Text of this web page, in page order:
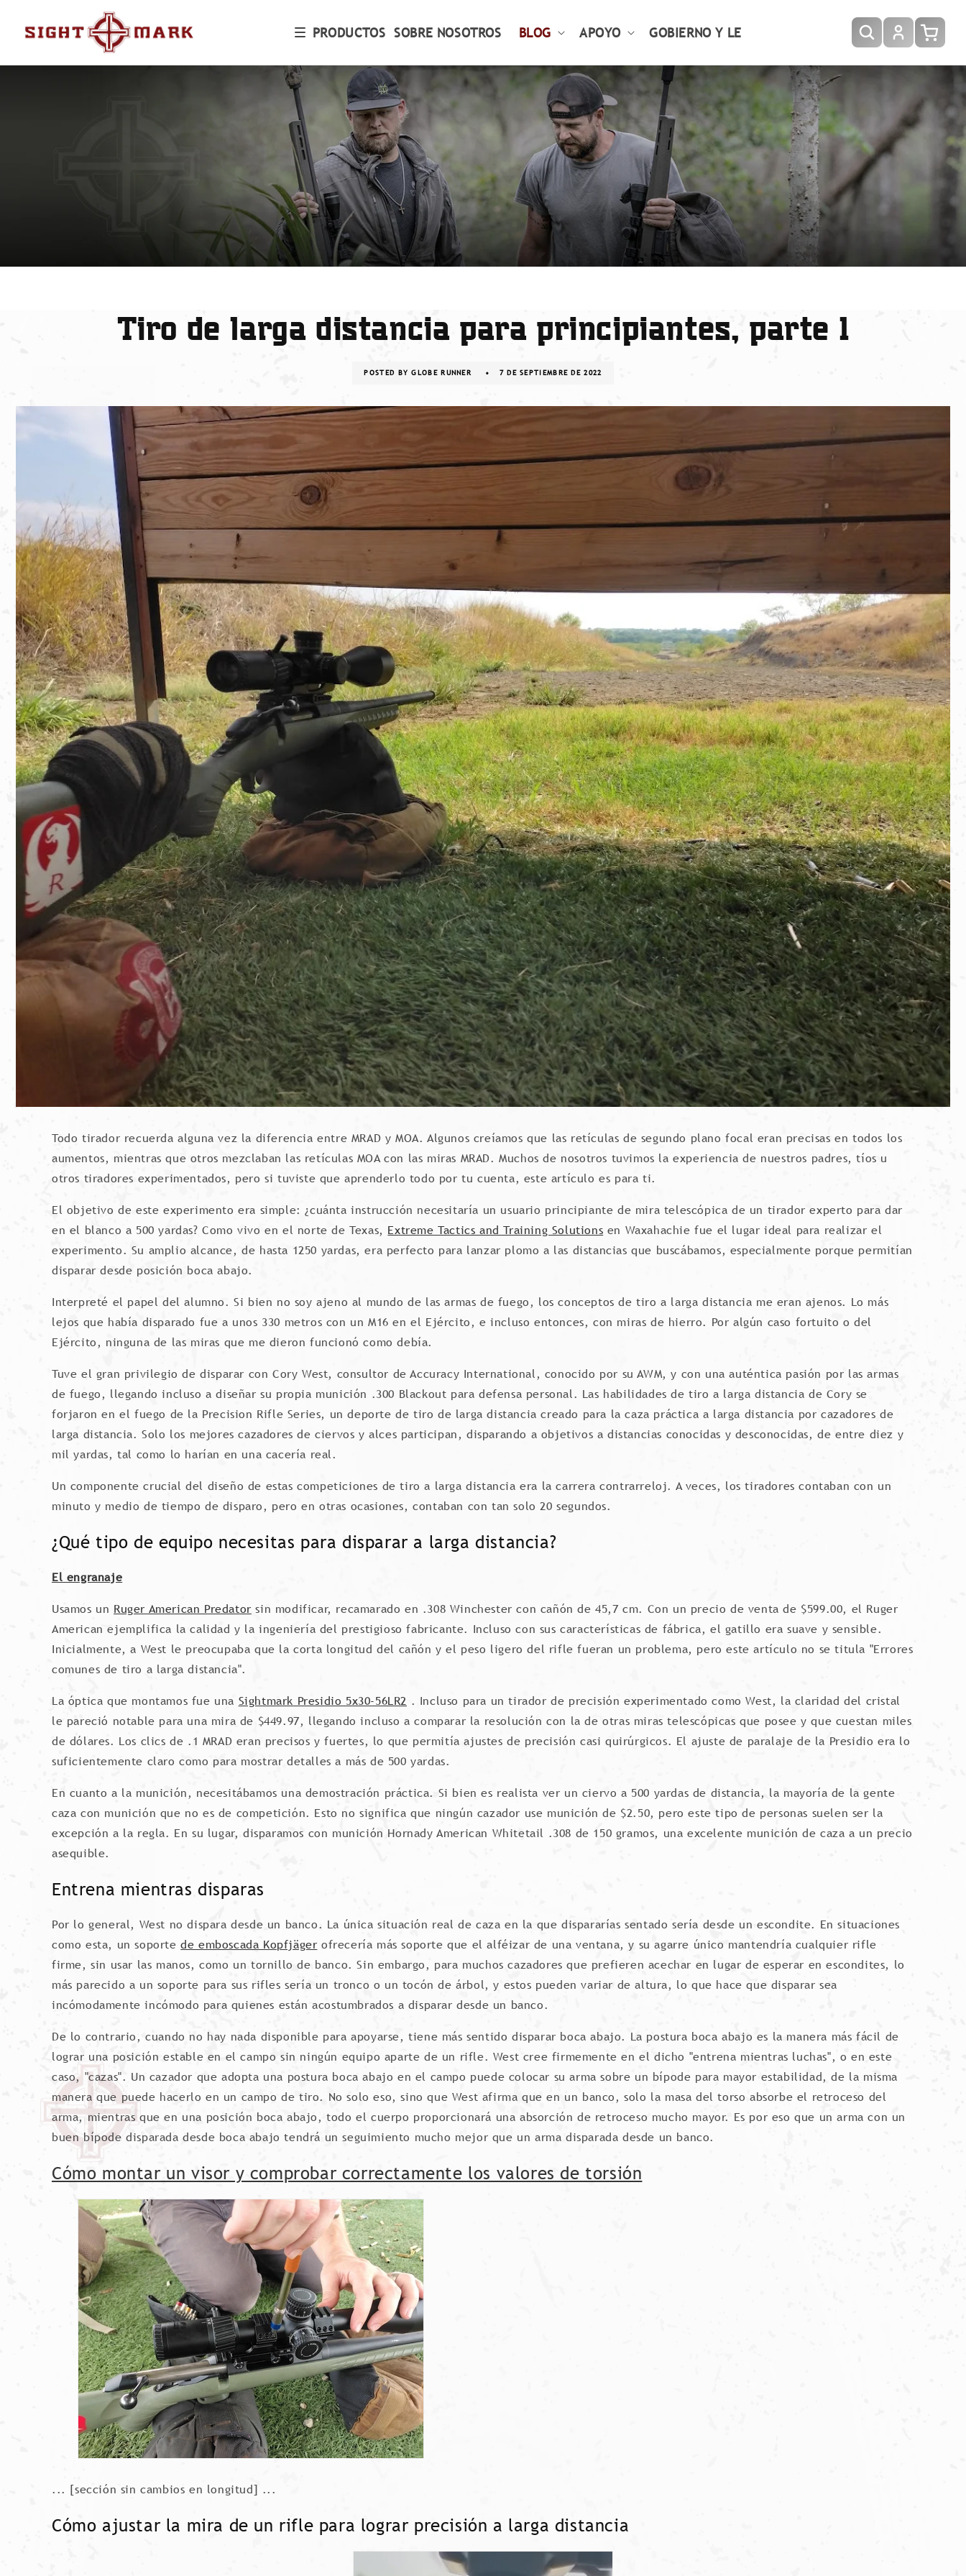
al contenido
PRODUCTOS SOBRE NOSOTROS BLOG APOYO GOBIERNO Y LE
Iniciar
sesión
Carrito
Tiro de larga distancia para principiantes, parte 1
POSTED BYGLOBE RUNNER 7 DE SEPTIEMBRE DE 2022
Todo tirador recuerda alguna vez la diferencia entre MRAD y MOA. Algunos creíamos que las retículas de segundo plano focal eran precisas en todos los
aumentos, mientras que otros mezclaban las retículas MOA con las miras MRAD. Muchos de nosotros tuvimos la experiencia de nuestros padres, tíos u
otros tiradores experimentados, pero si tuviste que aprenderlo todo por tu cuenta, este artículo es para ti.
El objetivo de este experimento era simple: ¿cuánta instrucción necesitaría un usuario principiante de mira telescópica de un tirador experto para dar
en el blanco a 500 yardas? Como vivo en el norte de Texas, Extreme Tactics and Training Solutions en Waxahachie fue el lugar ideal para realizar el
experimento. Su amplio alcance, de hasta 1250 yardas, era perfecto para lanzar plomo a las distancias que buscábamos, especialmente porque permitían
disparar desde posición boca abajo.
Interpreté el papel del alumno. Si bien no soy ajeno al mundo de las armas de fuego, los conceptos de tiro a larga distancia me eran ajenos. Lo más
lejos que había disparado fue a unos 330 metros con un M16 en el Ejército, e incluso entonces, con miras de hierro. Por algún caso fortuito o del
Ejército, ninguna de las miras que me dieron funcionó como debía.
Tuve el gran privilegio de disparar con Cory West, consultor de Accuracy International, conocido por su AWM, y con una auténtica pasión por las armas
de fuego, llegando incluso a diseñar su propia munición .300 Blackout para defensa personal. Las habilidades de tiro a larga distancia de Cory se
forjaron en el fuego de la Precision Rifle Series, un deporte de tiro de larga distancia creado para la caza práctica a larga distancia por cazadores de
larga distancia. Solo los mejores cazadores de ciervos y alces participan, disparando a objetivos a distancias conocidas y desconocidas, de entre diez y
mil yardas, tal como lo harían en una cacería real.
Un componente crucial del diseño de estas competiciones de tiro a larga distancia era la carrera contrarreloj. A veces, los tiradores contaban con un
minuto y medio de tiempo de disparo, pero en otras ocasiones, contaban con tan solo 20 segundos.
¿Qué tipo de equipo necesitas para disparar a larga distancia?
El engranaje
Usamos un Ruger American Predator sin modificar, recamarado en .308 Winchester con cañón de 45,7 cm. Con un precio de venta de $599.00, el Ruger
American ejemplifica la calidad y la ingeniería del prestigioso fabricante. Incluso con sus características de fábrica, el gatillo era suave y sensible.
Inicialmente, a West le preocupaba que la corta longitud del cañón y el peso ligero del rifle fueran un problema, pero este artículo no se titula "Errores
comunes de tiro a larga distancia".
La óptica que montamos fue una Sightmark Presidio 5x30-56LR2 . Incluso para un tirador de precisión experimentado como West, la claridad del cristal
le pareció notable para una mira de $449.97, llegando incluso a comparar la resolución con la de otras miras telescópicas que posee y que cuestan miles
de dólares. Los clics de .1 MRAD eran precisos y fuertes, lo que permitía ajustes de precisión casi quirúrgicos. El ajuste de paralaje de la Presidio era lo
suficientemente claro como para mostrar detalles a más de 500 yardas.
En cuanto a la munición, necesitábamos una demostración práctica. Si bien es realista ver un ciervo a 500 yardas de distancia, la mayoría de la gente
caza con munición que no es de competición. Esto no significa que ningún cazador use munición de $2.50, pero este tipo de personas suelen ser la
excepción a la regla. En su lugar, disparamos con munición Hornady American Whitetail .308 de 150 gramos, una excelente munición de caza a un precio
asequible.
Entrena mientras disparas
Por lo general, West no dispara desde un banco. La única situación real de caza en la que dispararías sentado sería desde un escondite. En situaciones
como esta, un soportede emboscada Kopfjäger ofrecería más soporte que el alféizar de una ventana, y su agarre único mantendría cualquier rifle
firme, sin usar las manos, como un tornillo de banco. Sin embargo, para muchos cazadores que prefieren acechar en lugar de esperar en escondites, lo
más parecido a un soporte para sus rifles sería un tronco o un tocón de árbol, y estos pueden variar de altura, lo que hace que disparar sea
incómodamente incómodo para quienes están acostumbrados a disparar desde un banco.
De lo contrario, cuando no hay nada disponible para apoyarse, tiene más sentido disparar boca abajo. La postura boca abajo es la manera más fácil de
lograr una posición estable en el campo sin ningún equipo aparte de un rifle. West cree firmemente en el dicho "entrena mientras luchas", o en este
caso, "cazas". Un cazador que adopta una postura boca abajo en el campo puede colocar su arma sobre un bípode para mayor estabilidad, de la misma
manera que puede hacerlo en un campo de tiro. No solo eso, sino que West afirma que en un banco, solo la masa del torso absorbe el retroceso del
arma, mientras que en una posición boca abajo, todo el cuerpo proporcionará una absorción de retroceso mucho mayor. Es por eso que un arma con un
buen bípode disparada desde boca abajo tendrá un seguimiento mucho mejor que un arma disparada desde un banco.
Cómo montar un visor y comprobar correctamente los valores de torsión
... [sección sin cambios en longitud] ...
Cómo ajustar la mira de un rifle para lograr precisión a larga distancia